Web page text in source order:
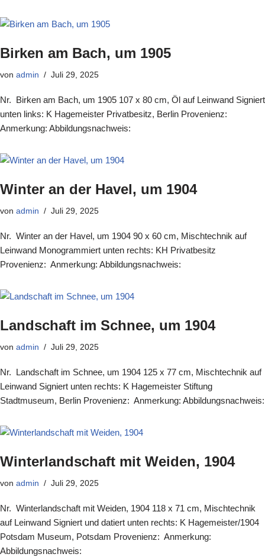
Birken am Bach, um 1905
von admin Juli 29, 2025
Nr. Birken am Bach, um 1905 107 x 80 cm, Öl auf Leinwand Signiert
unten links: K Hagemeister Privatbesitz, Berlin Provenienz:
Anmerkung: Abbildungsnachweis:
Winter an der Havel, um 1904
von admin Juli 29, 2025
Nr. Winter an der Havel, um 1904 90 x 60 cm, Mischtechnik auf
Leinwand Monogrammiert unten rechts: KH Privatbesitz
Provenienz: Anmerkung: Abbildungsnachweis:
Landschaft im Schnee, um 1904
von admin Juli 29, 2025
Nr. Landschaft im Schnee, um 1904 125 x 77 cm, Mischtechnik auf
Leinwand Signiert unten rechts: K Hagemeister Stiftung
Stadtmuseum, Berlin Provenienz: Anmerkung: Abbildungsnachweis:
Winterlandschaft mit Weiden, 1904
von admin Juli 29, 2025
Nr. Winterlandschaft mit Weiden, 1904 118 x 71 cm, Mischtechnik
auf Leinwand Signiert und datiert unten rechts: K Hagemeister/1904
Potsdam Museum, Potsdam Provenienz: Anmerkung:
Abbildungsnachweis: